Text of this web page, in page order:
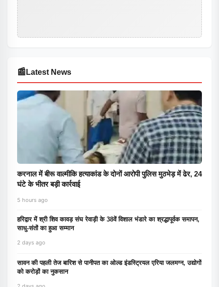
📰 Latest News
करनाल में बीरू वाल्मीकि हत्याकांड के दोनों आरोपी पुलिस मुठभेड़ में ढेर, 24
घंटे के भीतर बड़ी कार्रवाई
5 hours ago
हरिद्वार में श्री शिव कावड़ संघ रेवाड़ी के 38वें विशाल भंडारे का श्रद्धापूर्वक समापन,
साधु-संतों का हुआ सम्मान
2 days ago
सावन की पहली तेज बारिश से पानीपत का ओल्ड इंडस्ट्रियल एरिया जलमग्न, उद्योगों
को करोड़ों का नुकसान